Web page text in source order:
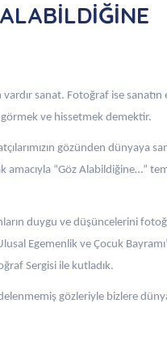
vardır sanat. Fotoğraf ise sanatın
görmek ve hissetmek demektir.
gözünden dünyaya
amacıyla “Göz Alabildiğine…”
duygu ve düşüncelerini
Egemenlik ve Çocuk
Sergisi ile kutladık.
gözleriyle bizlere